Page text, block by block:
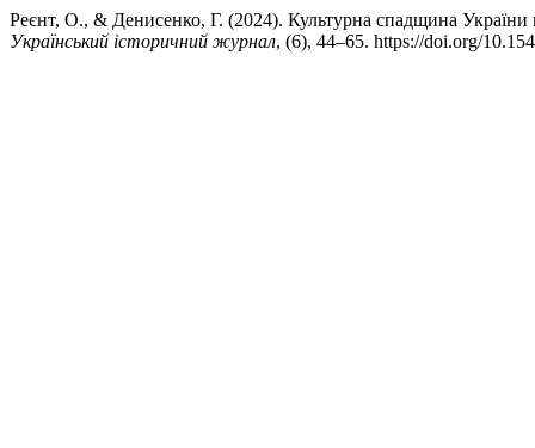
Реєнт, О., & Денисенко, Г. (2024). Культурна спадщина України в
Український історичний журнал, (6), 44–65. https://doi.org/